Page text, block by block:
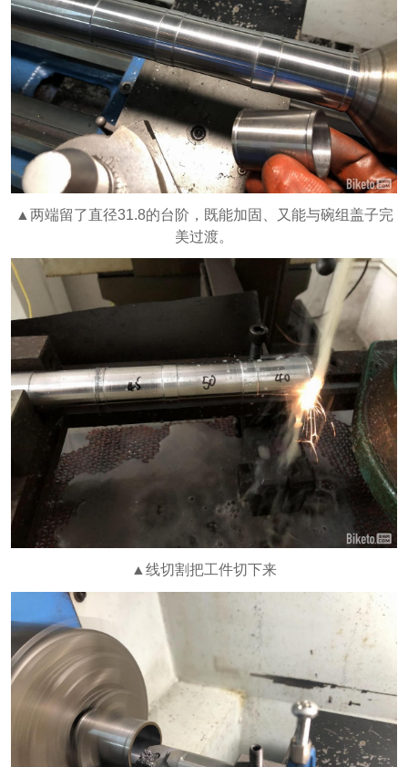
▲两端留了直径31.8的台阶，既能加固、又能与碗组盖子完
美过渡。
▲线切割把工件切下来